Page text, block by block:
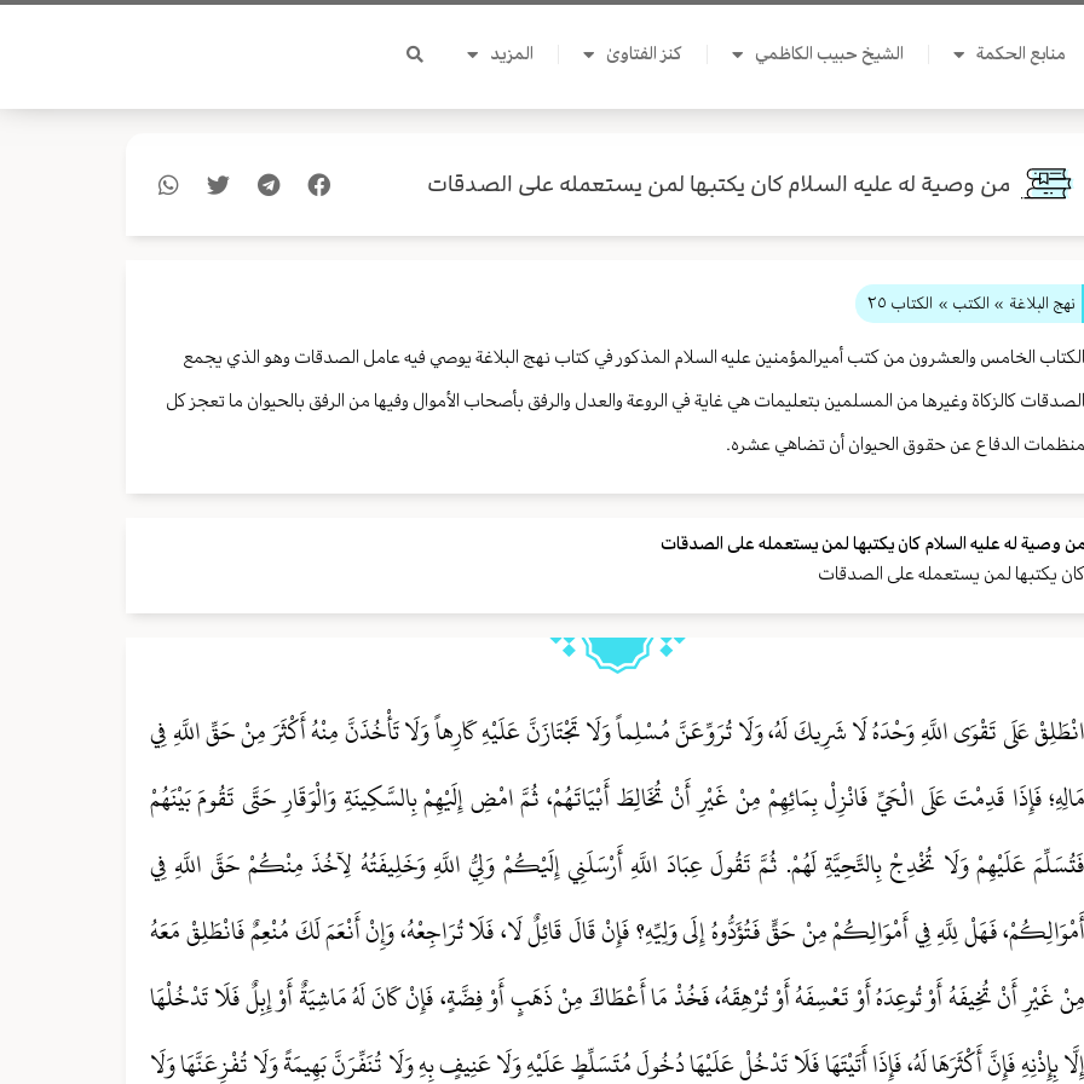
منابع الحكمة الشيخ حبيب الكاظمي كنز الفتاوىٰ المزيد
من وصية له عليه السلام كان يكتبها لمن يستعمله على الصدقات
نهج البلاغة » الكتب » الكتاب ٢٥
الخامس والعشرون من كتب أميرالمؤمنين عليه السلام المذكور في كتاب نهج البلاغة يوصي فيه عامل الصدقات وهو الذي يجمع
كالزكاة وغيرها من المسلمين بتعليمات هي غاية في الروعة والعدل والرفق بأصحاب الأموال وفيها من الرفق بالحيوان ما تعجز كل
الدفاع عن حقوق الحيوان أن تضاهي عشره.
وصية له عليه السلام كان يكتبها لمن يستعمله على الصدقات
يكتبها لمن يستعمله على الصدقات
عَلَى تَقْوَى اللَّهِ وَحْدَهُ لَا شَرِيكَ لَهُ، وَلَا تُرَوِّعَنَّ مُسْلِماً وَلَا تَجْتَازَنَّ عَلَيْهِ كَارِهاً وَلَا تَأْخُذَنَّ مِنْهُ أَكْثَرَ مِنْ حَقِّ اللَّهِ فِي
فَإِذَا قَدِمْتَ عَلَى الْحَيِّ فَانْزِلْ بِمَائِهِمْ مِنْ غَيْرِ أَنْ تُخَالِطَ أَبْيَاتَهُمْ، ثُمَّ امْضِ إِلَيْهِمْ بِالسَّكِينَةِ وَالْوَقَارِ حَتَّى تَقُومَ بَيْنَهُمْ
عَلَيْهِمْ وَلَا تُخْدِجْ بِالتَّحِيَّةِ لَهُمْ. ثُمَّ تَقُولَ عِبَادَ اللَّهِ أَرْسَلَنِي إِلَيْكُمْ وَلِيُّ اللَّهِ وَخَلِيفَتُهُ لِآخُذَ مِنْكُمْ حَقَّ اللَّهِ فِي
فَهَلْ لِلَّهِ فِي أَمْوَالِكُمْ مِنْ حَقٍّ فَتُؤَدُّوهُ إِلَى وَلِيِّهِ؟ فَإِنْ قَالَ قَائِلٌ لَا، فَلَا تُرَاجِعْهُ، وَإِنْ أَنْعَمَ لَكَ مُنْعِمٌ فَانْطَلِقْ مَعَهُ
غَيْرِ أَنْ تُخِيفَهُ أَوْ تُوعِدَهُ أَوْ تَعْسِفَهُ أَوْ تُرْهِقَهُ، فَخُذْ مَا أَعْطَاكَ مِنْ ذَهَبٍ أَوْ فِضَّةٍ، فَإِنْ كَانَ لَهُ مَاشِيَةٌ أَوْ إِبِلٌ فَلَا تَدْخُلْهَا
بِإِذْنِهِ فَإِنَّ أَكْثَرَهَا لَهُ، فَإِذَا أَتَيْتَهَا فَلَا تَدْخُلْ عَلَيْهَا دُخُولَ مُتَسَلِّطٍ عَلَيْهِ وَلَا عَنِيفٍ بِهِ وَلَا تُنَفِّرَنَّ بَهِيمَةً وَلَا تُفْزِعَنَّهَا وَلَا